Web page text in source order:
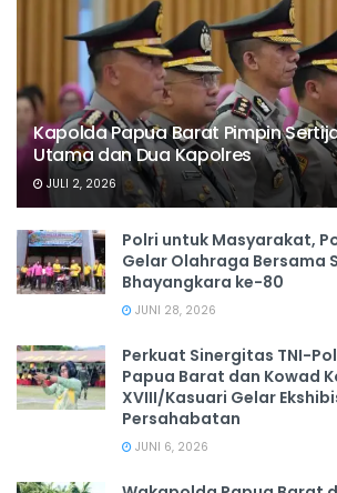
Kapolda Papua Barat Pimpin
Utama dan Dua Kapolres
JULI 2, 2026
Polri untuk Masyarakat,
Gelar Olahraga Bersama
Bhayangkara ke-80
JUNI 28, 2026
‎Perkuat Sinergitas TNI-
Papua Barat dan Kowad
XVIII/Kasuari Gelar
Persahabatan
JUNI 6, 2026